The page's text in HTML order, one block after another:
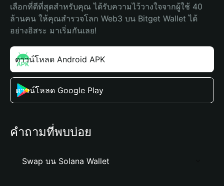
เลือกที่ดีที่สุดสำหรับคุณ ได้รับความไว้วางใจจากผู้ใช้ 40
ล้านคน ให้คุณสำรวจโลก Web3 บน Bitget Wallet ได้
อย่างอิสระ มาเริ่มกันเลย!
ดาวน์โหลด Android APK
ดาวน์โหลด Google Play
คำถามที่พบบ่อย
Swap บน Solana Wallet